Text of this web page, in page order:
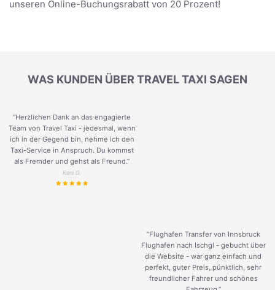
unseren Online-Buchungsrabatt von 20 Prozent!
WAS KUNDEN ÜBER TRAVEL TAXI SAGEN
“Herzlichen Dank an das engagierte
Team von Travel Taxi - jedesmal, wenn
ich in der Gegend bin, nehme ich den
Taxi-Service in Anspruch. Du kommst
als Fremder und gehst als Freund.”
Keni G.
“Flughafen Transfer von Innsbruck
Flughafen nach Ischgl - gebucht über
die Website - war ganz einfach und
perfekt, guter Preis, pünktlich, sehr
freundlicher Fahrer und schönes